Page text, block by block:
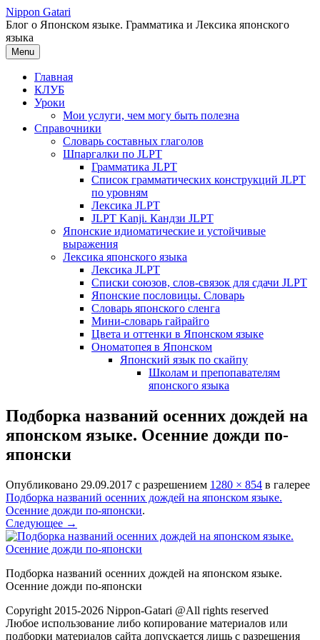
Перейти
к
содержимому
Nippon Gatari
Блог о Японском языке. Грамматика и Лексика японского
языка
Menu
Главная
КЛУБ
Уроки
Мои услуги, чем могу быть полезна
Справочники
Словарь составных глаголов
Шпаргалки по JLPT
Грамматика JLPT
Список грамматических конструкций JLPT
по уровням
Лексика JLPT
JLPT Kanji. Кандзи JLPT
Японские идиоматические и устойчивые
выражения
Лексика японского языка
Лексика JLPT
Списки союзов, слов-связок для сдачи JLPT
Японские пословицы. Словарь
Словарь японского сленга
Мини-словарь гайрайго
Цвета и оттенки в Японском языке
Ономатопея в Японском
Японский язык по скайпу
Школам и препопавателям
японского языка
Подборка названий осенних дождей на
японском языке. Осенние дожди по-
японски
Опубликовано 29.09.2017 с разрешением 1280 × 854 в галерее
Подборка названий осенних дождей на японском языке.
Осенние дожди по-японски.
Следующее →
Подборка названий осенних дождей на японском языке.
Осенние дожди по-японски
Copyright 2015-2026 Nippon-Gatari @All rights reserved
Любое использование либо копирование материалов или
подборки материалов сайта допускается лишь с разрешения